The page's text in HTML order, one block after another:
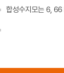
합성수지모는 6,